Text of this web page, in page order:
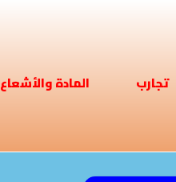
تجارب المادة والأشعاع